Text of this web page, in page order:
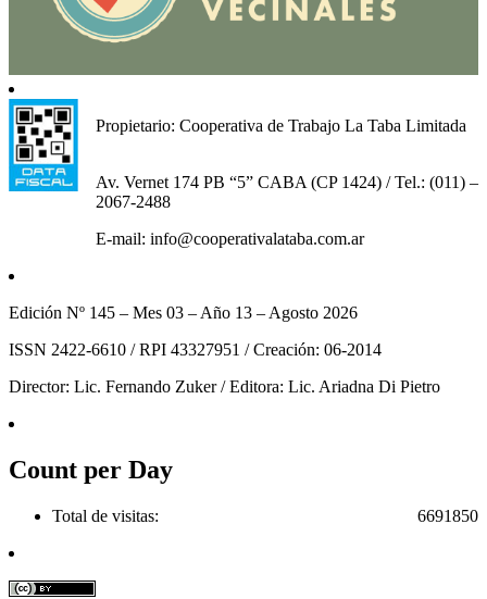
Propietario: Cooperativa de Trabajo La Taba Limitada
Av. Vernet 174 PB “5” CABA (CP 1424) / Tel.: (011) –
2067-2488
E-mail: info@cooperativalataba.com.ar
Edición Nº 145 – Mes 03 – Año 13 – Agosto 2026
ISSN 2422-6610 / RPI 43327951 / Creación: 06-2014
Director: Lic. Fernando Zuker / Editora: Lic. Ariadna Di Pietro
Count per Day
6691850
Total de visitas: